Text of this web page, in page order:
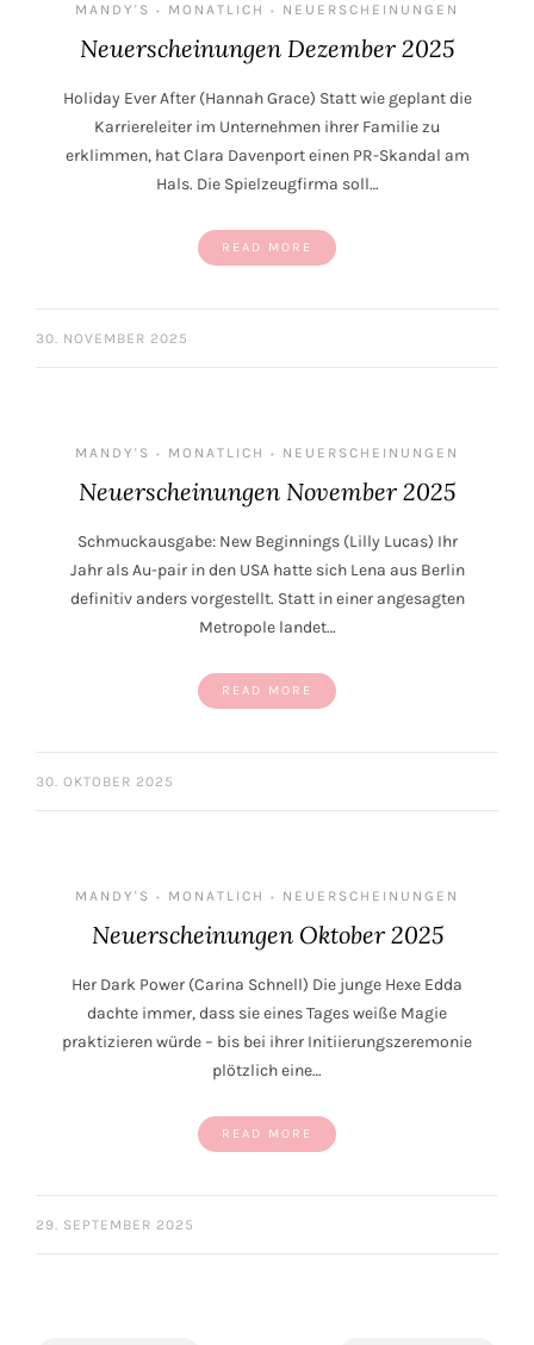
MANDY'S • MONATLICH • NEUERSCHEINUNGEN
Neuerscheinungen Dezember 2025
Holiday Ever After (Hannah Grace) Statt wie geplant die
Karriereleiter im Unternehmen ihrer Familie zu
erklimmen, hat Clara Davenport einen PR-Skandal am
Hals. Die Spielzeugfirma soll…
READ MORE
30. NOVEMBER 2025
MANDY'S • MONATLICH • NEUERSCHEINUNGEN
Neuerscheinungen November 2025
Schmuckausgabe: New Beginnings (Lilly Lucas) Ihr
Jahr als Au-pair in den USA hatte sich Lena aus Berlin
definitiv anders vorgestellt. Statt in einer angesagten
Metropole landet…
READ MORE
30. OKTOBER 2025
MANDY'S • MONATLICH • NEUERSCHEINUNGEN
Neuerscheinungen Oktober 2025
Her Dark Power (Carina Schnell) Die junge Hexe Edda
dachte immer, dass sie eines Tages weiße Magie
praktizieren würde – bis bei ihrer Initiierungszeremonie
plötzlich eine…
READ MORE
29. SEPTEMBER 2025